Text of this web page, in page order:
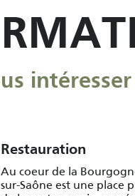
intéresser
Restauration
Au coeur de la
sur-Saône est une place